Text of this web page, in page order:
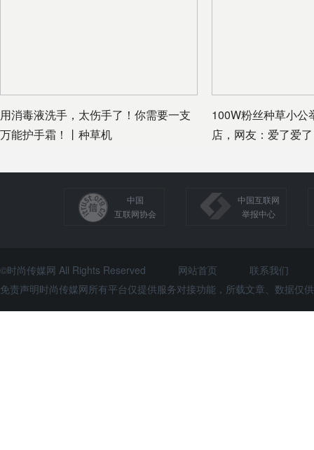
用消毒液洗手，太伤手了！你需要一支
万能护手霜！丨种草机
100W粉丝种草小公
店，网友：爱了爱了
中国
互联网协会
中国互联网
举报中心
©时尚传媒网 All Rights Reserved 网站首页
联系我们
免责声明时尚传媒网所有平台仅提供服务对接功能，所载文章、数据